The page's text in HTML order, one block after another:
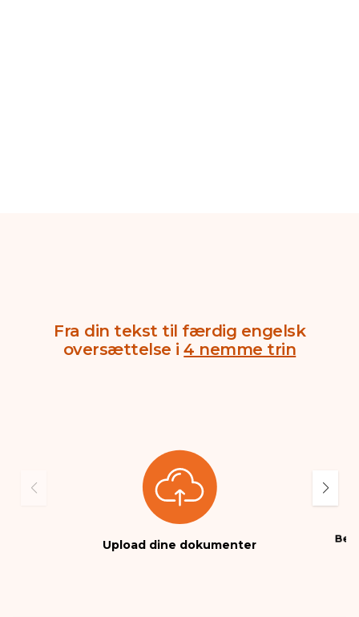
Fra din tekst til færdig engelsk
oversættelse i4 nemme trin
Upload dine dokumenter